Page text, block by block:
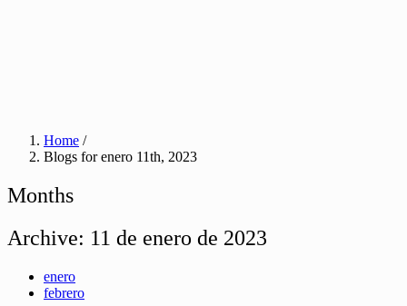
Home /
Blogs for enero 11th, 2023
Months
Archive: 11 de enero de 2023
enero
febrero